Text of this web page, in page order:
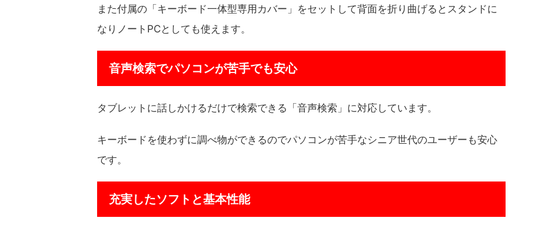
また付属の「キーボード一体型専用カバー」をセットして背面を折り曲げるとスタンドに
なりノートPCとしても使えます。
音声検索でパソコンが苦手でも安心
タブレットに話しかけるだけで検索できる「音声検索」に対応しています。
キーボードを使わずに調べ物ができるのでパソコンが苦手なシニア世代のユーザーも安心
です。
充実したソフトと基本性能